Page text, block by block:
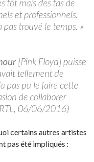
tôt mais des tas de
et professionnels.
pas trouvé le temps. »
[Pink Floyd] puisse
tellement de
pas pu le faire cette
de collaborer
06/06/2016)
certains autres artistes
pas été impliqués :